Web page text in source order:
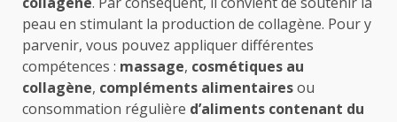
peau en stimulant la production de collagène. Pour y
parvenir, vous pouvez appliquer différentes
compétences : massage, cosmétiques au
collagène, compléments alimentairesou
consommation régulière d’aliments contenant du